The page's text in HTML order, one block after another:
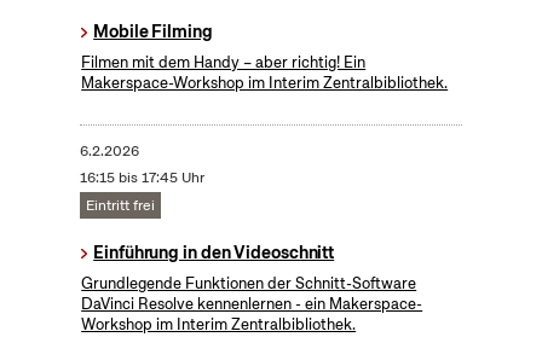
Mobile Filming
Filmen mit dem Handy – aber richtig! Ein
Makerspace-Workshop im Interim Zentralbibliothek.
6.2.2026
16:15 bis 17:45 Uhr
Eintritt frei
Einführung in den Videoschnitt
Grundlegende Funktionen der Schnitt-Software
DaVinci Resolve kennenlernen - ein Makerspace-
Workshop im Interim Zentralbibliothek.